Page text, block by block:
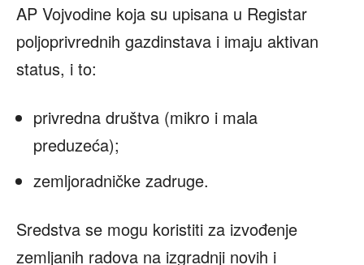
AP Vojvodine koja su upisana u Registar
poljoprivrednih gazdinstava i imaju aktivan
status, i to:
privredna društva (mikro i mala
preduzeća);
zemljoradničke zadruge.
Sredstva se mogu koristiti za izvođenje
zemljanih radova na izgradnji novih i